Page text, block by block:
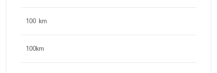
100 km
100km